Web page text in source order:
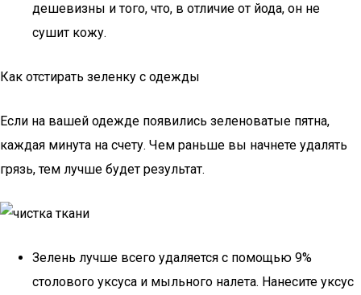
дешевизны и того, что, в отличие от йода, он не
сушит кожу.
Как отстирать зеленку с одежды
Если на вашей одежде появились зеленоватые пятна,
каждая минута на счету. Чем раньше вы начнете удалять
грязь, тем лучше будет результат.
Зелень лучше всего удаляется с помощью 9%
столового уксуса и мыльного налета. Нанесите уксус